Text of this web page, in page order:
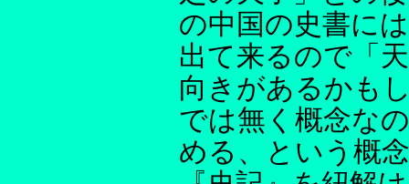
の中国の史書に
出て来るので「
向きがあるかも
では無く概念な
める、という概